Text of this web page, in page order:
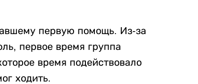
первую помощь. Из-за
первое время группа
время подействовало
ходить.